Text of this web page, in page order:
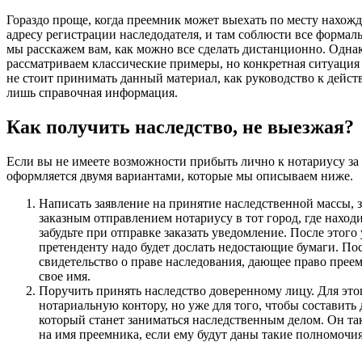
Гораздо проще, когда преемник может выехать по месту
адресу регистрации наследодателя, и там соблюсти все
мы расскажем вам, как можно все сделать дистанционно.
рассматриваем классические примеры, но конкретная
не стоит принимать данный материал, как руководство к
лишь справочная информация.
Как получить наследство, не выезжая?
Если вы не имеете возможности прибыть лично к нотариусу за
оформляется двумя вариантами, которые мы описываем ниже.
Написать заявление на принятие наследственной массы,
заказным отправлением нотариусу в тот город, где
забудьте при отправке заказать уведомление. После
претенденту надо будет дослать недостающие бумаги.
свидетельство о праве наследования, дающее право
свое имя.
Поручить принять наследство доверенному лицу. Для
нотариальную контору, но уже для того, чтобы
который станет заниматься наследственным делом. Он
на имя преемника, если ему будут даны такие